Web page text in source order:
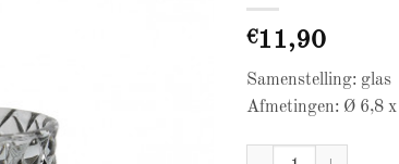
€11,90
Samenstelling: glas
Afmetingen: Ø 6,8 x
Mathilde M glas